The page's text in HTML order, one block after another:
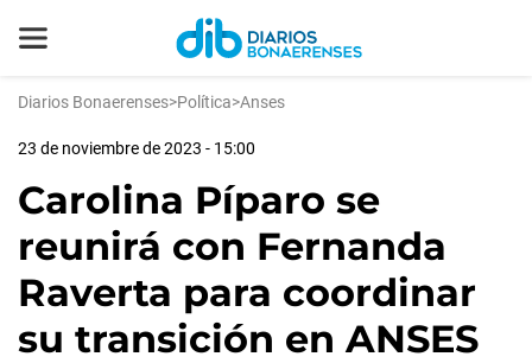
Diarios Bonaerenses>Política>Anses
23 de noviembre de 2023 - 15:00
Carolina Píparo se
reunirá con Fernanda
Raverta para coordinar
su transición en ANSES